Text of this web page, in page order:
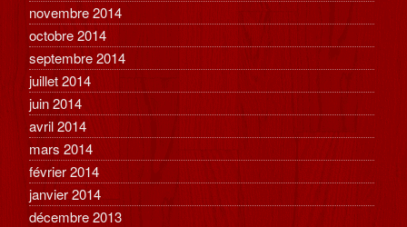
novembre 2014
octobre 2014
septembre 2014
juillet 2014
juin 2014
avril 2014
mars 2014
février 2014
janvier 2014
décembre 2013